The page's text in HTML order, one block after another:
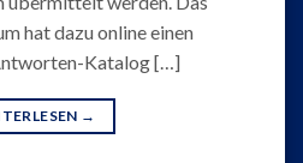
hat dazu online einen
Katalog […]
→